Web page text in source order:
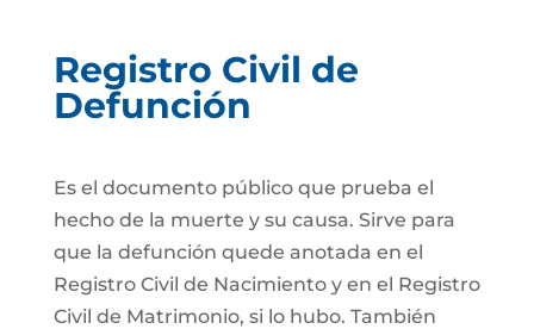
Registro Civil de
Defunción
Es el documento público que prueba el
hecho de la muerte y su causa. Sirve para
que la defunción quede anotada en el
Registro Civil de Nacimiento y en el Registro
Civil de Matrimonio, si lo hubo. También